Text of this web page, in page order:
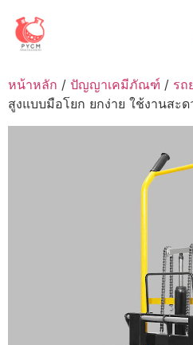
content
หน้าหลัก / ปัญญาเคมีภัณฑ์ / รถ
สูงแบบมือโยก ยกง่าย ใช้งานสะด